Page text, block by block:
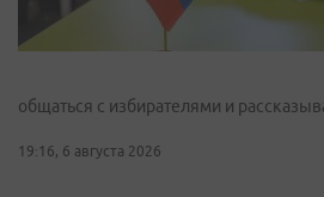
общаться с избирателями и
19:16, 6 августа 2026